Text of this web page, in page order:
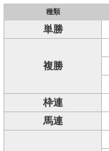
種類
単勝
複勝
枠連
馬連